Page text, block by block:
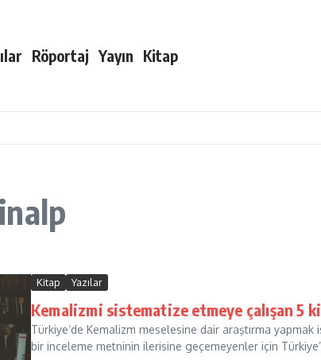
Röportaj Yayın Kitap
Kitap Yazılar
Kemalizmi sistematize etmeye çalışan 5
Türkiye’de Kemalizm meselesine dair araştırma
bir inceleme metninin ilerisine geçemeyenler için